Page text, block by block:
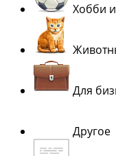
Хобби
Для
Другое